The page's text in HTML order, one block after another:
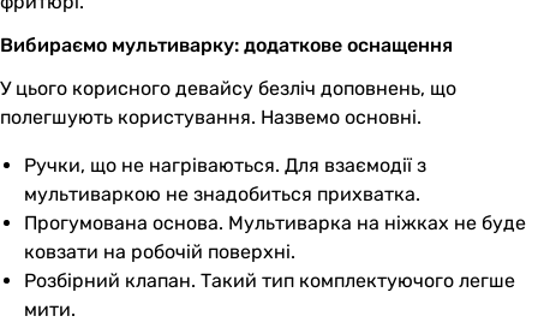
Вибираємо мультиварку: додаткове оснащення
У цього корисного девайсу безліч доповнень, що
полегшують користування. Назвемо основні.
Ручки, що не нагріваються. Для взаємодії з
мультиваркою не знадобиться прихватка.
Прогумована основа. Мультиварка на ніжках не буде
ковзати на робочій поверхні.
Розбірний клапан. Такий тип комплектуючого легше
мити.